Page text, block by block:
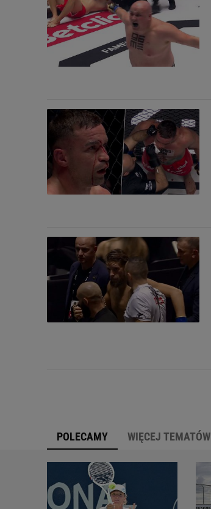
POLECAMY WIĘCEJ TEMATÓW